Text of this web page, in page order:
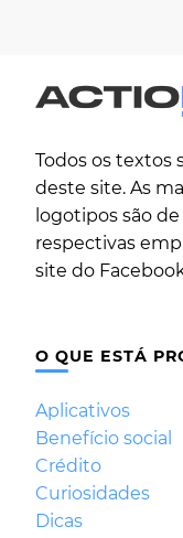
Todos os textos
deste site. As
logotipos são
respectivas
site do
O QUE ESTÁ
Aplicativos
Benefício social
Crédito
Curiosidades
Dicas